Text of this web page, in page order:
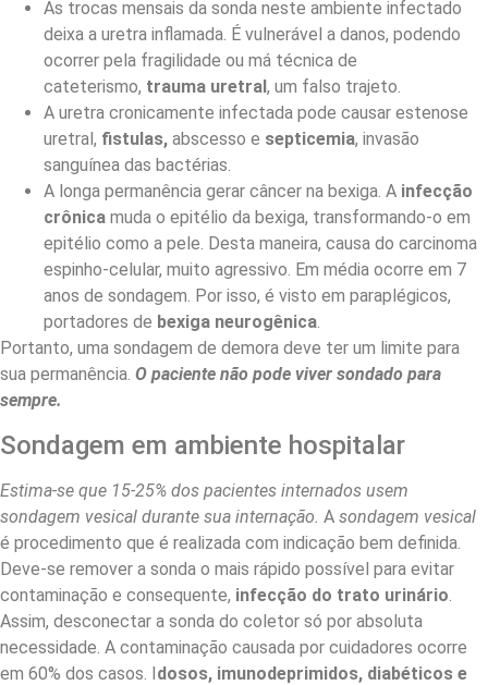
As trocas mensais da sonda neste ambiente infectado
deixa a uretra inflamada. É vulnerável a danos, podendo
ocorrer pela fragilidade ou má técnica de
cateterismo, trauma uretral , um falso trajeto.
A uretra cronicamente infectada pode causar estenose
uretral, fistulas, abscesso e septicemia, invasão
sanguínea das bactérias.
A longa permanência gerar câncer na bexiga. A infecção
crônica muda o epitélio da bexiga, transformando-o em
epitélio como a pele. Desta maneira, causa do carcinoma
espinho-celular, muito agressivo. Em média ocorre em 7
anos de sondagem. Por isso, é visto em paraplégicos,
portadores de bexiga neurogênica.
Portanto, uma sondagem de demora deve ter um limite para
sua permanência. O paciente não pode viver sondado para
sempre.
Sondagem em ambiente hospitalar
Estima-se que 15-25% dos pacientes internados usem
sondagem vesical durante sua internação. A sondagem vesical
é procedimento que é realizada com indicação bem definida.
Deve-se remover a sonda o mais rápido possível para evitar
contaminação e consequente, infecção do trato urinário
Assim, desconectar a sonda do coletor só por absoluta
necessidade. A contaminação causada por cuidadores ocorre
em 60% dos casos. Idosos, imunodeprimidos, diabéticos e